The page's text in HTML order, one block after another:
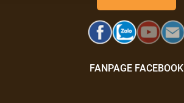
FANPAGE FACEBOOK